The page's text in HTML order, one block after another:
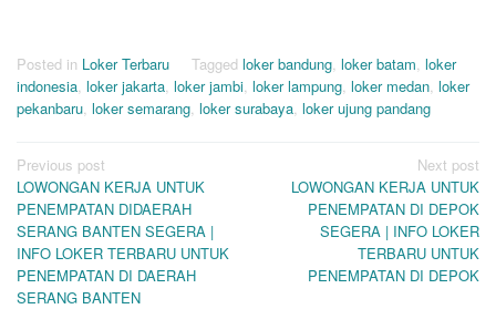
Posted in Loker Terbaru Tagged loker bandung, loker batam, loker
indonesia, loker jakarta, loker jambi, loker lampung, loker medan, loker
pekanbaru, loker semarang, loker surabaya, loker ujung pandang
Post
navigation
Previous post
LOWONGAN KERJA UNTUK
PENEMPATAN DIDAERAH
SERANG BANTEN SEGERA |
INFO LOKER TERBARU UNTUK
PENEMPATAN DI DAERAH
SERANG BANTEN
Next post
LOWONGAN KERJA UNTUK
PENEMPATAN DI DEPOK
SEGERA | INFO LOKER
TERBARU UNTUK
PENEMPATAN DI DEPOK